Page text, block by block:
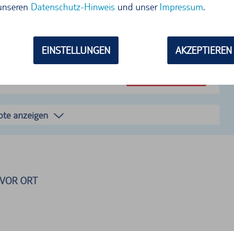
Datenschutz-Hinweis und unserImpressum.
EINSTELLUNGEN AKZEPTIEREN
850,78 €
kostenlos stornieren bis 24h vor Übernahme
anzeigen
ORT